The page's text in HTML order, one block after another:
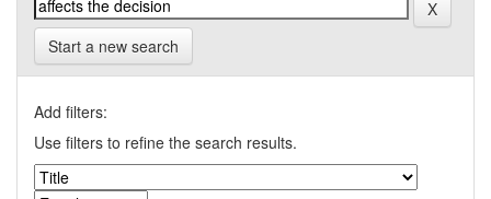
Start a new search
Add filters:
Use filters to refine the search results.